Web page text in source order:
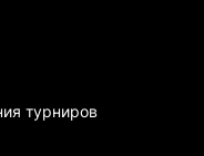
турниров